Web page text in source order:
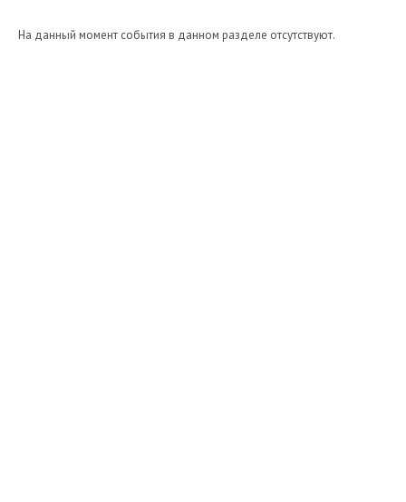
На данный момент события в данном разделе отсутствуют.